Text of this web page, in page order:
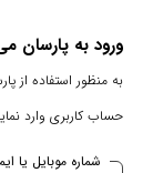
ورود به پارسان
به منظور استفاده از
حساب کاربری وارد
شماره موبایل یا